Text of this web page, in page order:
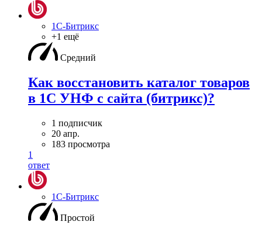
1С-Битрикс
+1 ещё
Средний
Как восстановить каталог товаров
в 1С УНФ с сайта (битрикс)?
1 подписчик
20 апр.
183 просмотра
1
ответ
1С-Битрикс
Простой